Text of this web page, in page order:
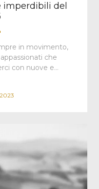
imperdibili del
in movimento,
che
con nuove e…